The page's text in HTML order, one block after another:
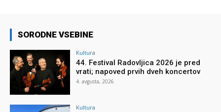
SORODNE VSEBINE
Kultura
44. Festival Radovljica 2026 je pred
vrati; napoved prvih dveh koncertov
4. avgusta, 2026
Kultura